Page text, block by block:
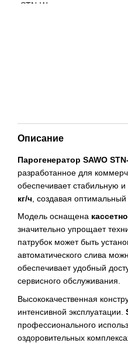
Описание
Парогенератор SAWO
разработанное для
обеспечивает стабильную
кг/ч , создавая
Модель оснащена
значительно упрощает
патрубок может быть
автоматического слива
обеспечивает удобный
сервисного обслуживания.
Высококачественная
интенсивной эксплуатации.
профессионального
оздоровительных